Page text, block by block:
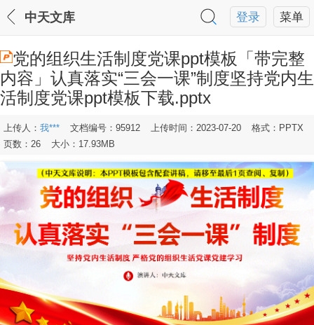
菜单
登录
中天文库
党的组织生活制度党课ppt模板「带完整
内容」认真落实“三会一课”制度坚持党内生
活制度党课ppt模板下载.pptx
上传人： 我*** 文档编号：95912 上传时间：2023-07-20
格式：PPTX
页数：26
大小：17.93MB